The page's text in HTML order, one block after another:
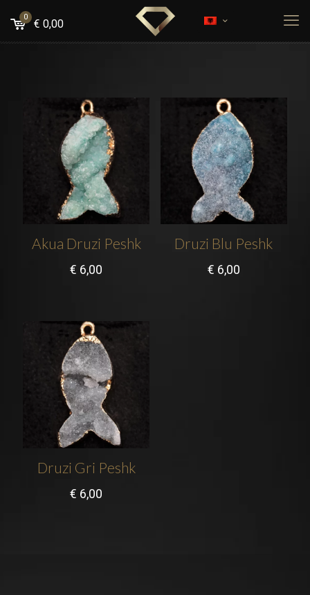
0
€ 0,00
Akua Druzi Peshk
€ 6,00
Druzi Blu Peshk
€ 6,00
Druzi Gri Peshk
€ 6,00